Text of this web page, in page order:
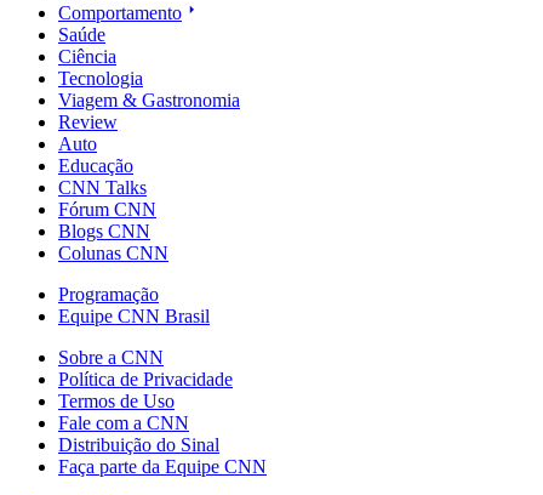
Comportamento
Saúde
Ciência
Tecnologia
Viagem & Gastronomia
Review
Auto
Educação
CNN Talks
Fórum CNN
Blogs CNN
Colunas CNN
Programação
Equipe CNN Brasil
Sobre a CNN
Política de Privacidade
Termos de Uso
Fale com a CNN
Distribuição do Sinal
Faça parte da Equipe CNN